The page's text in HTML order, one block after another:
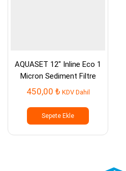
AQUASET 12″ Inline Eco 1
Micron Sediment Filtre
450,00 ₺ KDV Dahil
Sepete Ekle